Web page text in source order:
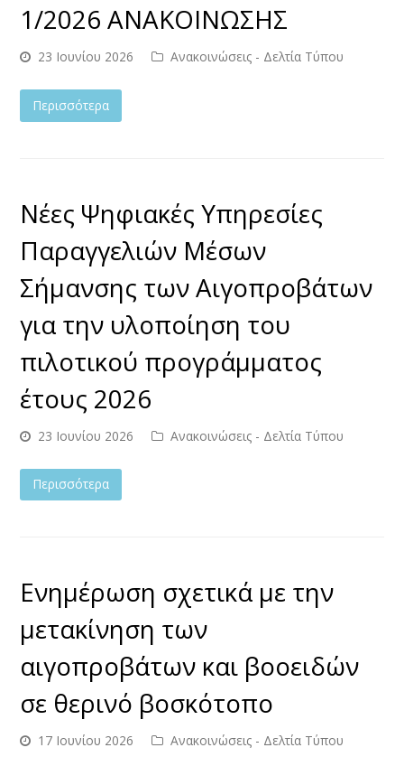
1/2026 ΑΝΑΚΟΙΝΩΣΗΣ
23 Ιουνίου 2026 Ανακοινώσεις - Δελτία Τύπου
Περισσότερα
Νέες Ψηφιακές Υπηρεσίες
Παραγγελιών Μέσων
Σήμανσης των Αιγοπροβάτων
για την υλοποίηση του
πιλοτικού προγράμματος
έτους 2026
23 Ιουνίου 2026 Ανακοινώσεις - Δελτία Τύπου
Περισσότερα
Ενημέρωση σχετικά με την
μετακίνηση των
αιγοπροβάτων και βοοειδών
σε θερινό βοσκότοπο
17 Ιουνίου 2026 Ανακοινώσεις - Δελτία Τύπου